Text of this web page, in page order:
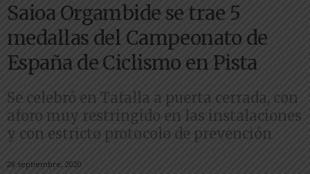
Saioa Orgambide se trae 5
medallas del Campeonato de
España de Ciclismo en Pista
Se celebró en Tafalla a puerta cerrada, con
aforo muy restringido en las instalaciones
y con estricto protocolo de prevención
28 septiembre, 2020